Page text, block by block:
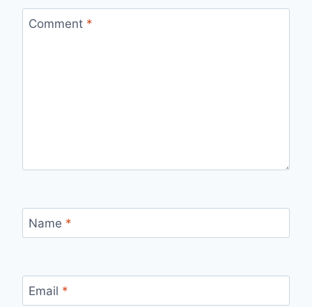
Comment *
Name *
Email *